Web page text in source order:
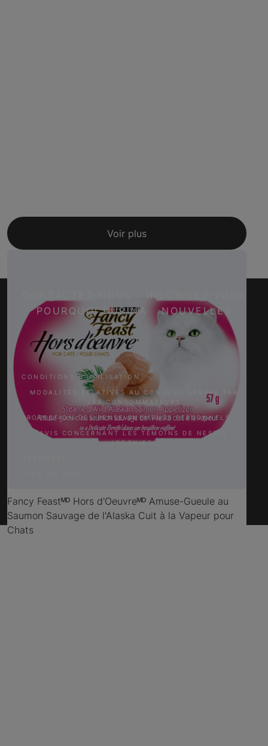
Voir plus
Fancy Feastᴹᴰ Hors d'Oeuvreᴹᴰ Amuse-Gueule au
Saumon Sauvage de l'Alaska Cuit à la Vapeur pour
Chats
INSCRIVEZ-VOUS
POURQUOI PURINA
NOUVELLES
FacebookTwitter YouTubeInstagram
CONDITIONS D’UTILISATION
MODALITÉS RELATIVES AU CONTENU GÉNÉRÉ PAR
LES CONSOMMATEURS
PROTECTION DES RENSEIGNEMENTS PERSONNELS
AVIS CONCERNANT LES TÉMOINS DE NESTLÉ
(COOKIES)